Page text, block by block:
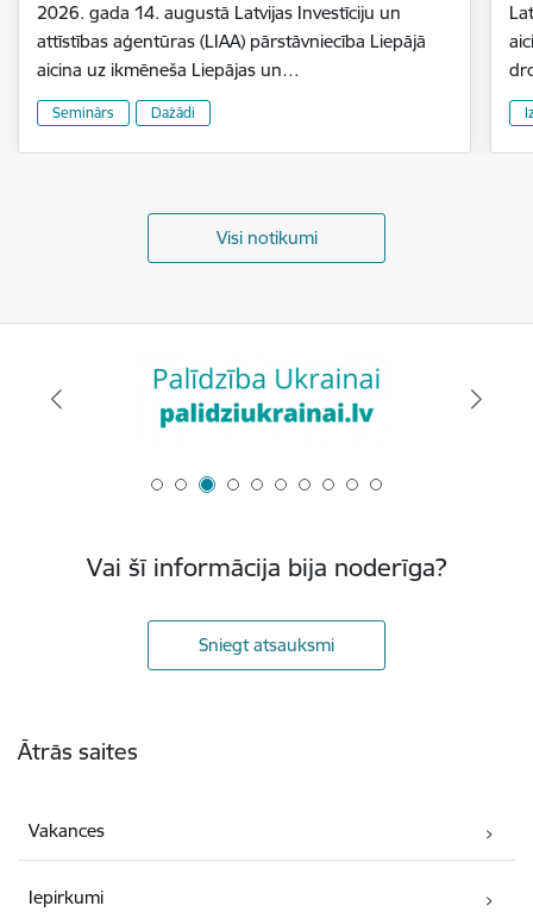
2026. gada 14. augustā Latvijas Investīciju un
attīstības aģentūras (LIAA) pārstāvniecība Liepājā
aicina uz ikmēneša Liepājas un…
Seminārs Dažādi
Visi notikumi
Vai šī informācija bija noderīga?
Sniegt atsauksmi
Ātrās saites
Vakances
Iepirkumi